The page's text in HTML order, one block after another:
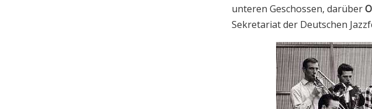
unteren Geschossen, darüber
Sekretariat der Deutschen